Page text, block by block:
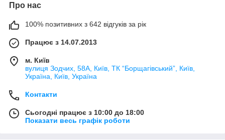
Про нас
100% позитивних з 642 відгуків за рік
Працює з 14.07.2013
м. Київ
вулиця Зодчих, 58А, Київ, ТК “Борщагівський”, Київ,
Україна, Київ, Україна
Контакти
Сьогодні працює з 10:00 до 18:00
Показати весь графік роботи